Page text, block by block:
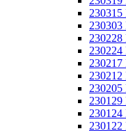
230315
230303
230228
230224
230217
230205
230129
230124
230122